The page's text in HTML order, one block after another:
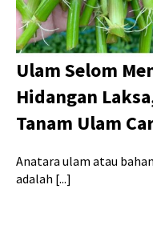
Ulam Selom
Hidangan
Tanam Ulam
Anatara ulam atau
adalah [...]